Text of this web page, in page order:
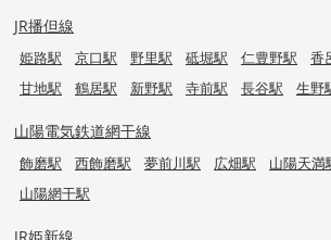
JR播但線
姫路駅 京口駅 野里駅 砥堀駅 仁豊野駅 香
甘地駅
鶴居駅 新野駅 寺前駅 長谷駅 生野
山陽電気鉄道網干線
飾磨駅 西飾磨駅 夢前川駅 広畑駅 山陽天満
山陽網干駅
JR姫新線